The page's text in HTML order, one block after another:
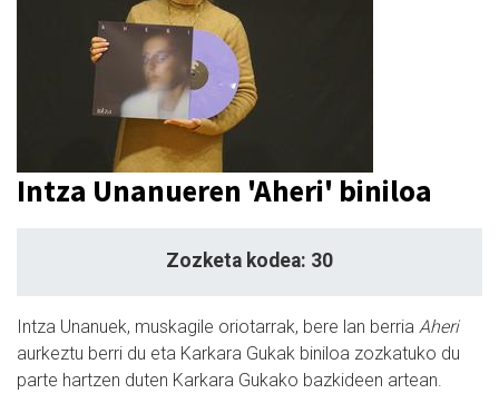
Intza Unanueren 'Aheri' biniloa
Zozketa kodea: 30
Intza Unanuek, muskagile oriotarrak, bere lan berria Aheri
aurkeztu berri du eta Karkara Gukak biniloa zozkatuko du
parte hartzen duten Karkara Gukako bazkideen artean.